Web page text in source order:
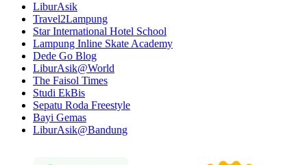
LiburAsik
Travel2Lampung
Star International Hotel School
Lampung Inline Skate Academy
Dede Go Blog
LiburAsik@World
The Faisol Times
Studi EkBis
Sepatu Roda Freestyle
Bayi Gemas
LiburAsik@Bandung